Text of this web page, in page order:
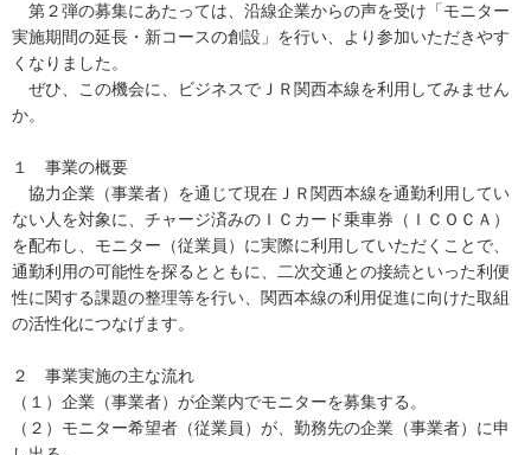
第２弾の募集にあたっては、沿線企業からの声を受け「モニター
実施期間の延長・新コースの創設」を行い、より参加いただきやす
くなりました。
ぜひ、この機会に、ビジネスでＪＲ関西本線を利用してみません
か。
１ 事業の概要
協力企業（事業者）を通じて現在ＪＲ関西本線を通勤利用してい
ない人を対象に、チャージ済みのＩＣカード乗車券（ＩＣＯＣＡ）
を配布し、モニター（従業員）に実際に利用していただくことで、
通勤利用の可能性を探るとともに、二次交通との接続といった利便
性に関する課題の整理等を行い、関西本線の利用促進に向けた取組
の活性化につなげます。
２ 事業実施の主な流れ
（１）企業（事業者）が企業内でモニターを募集する。
（２）モニター希望者（従業員）が、勤務先の企業（事業者）に申